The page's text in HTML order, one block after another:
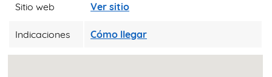
Sitio web Ver sitio
Indicaciones Cómo llegar